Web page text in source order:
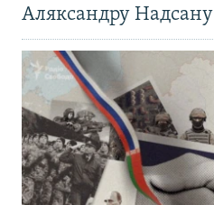
Аляксандру Надсану